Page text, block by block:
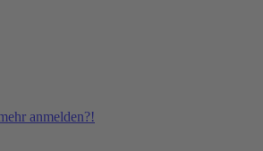
anmelden?!